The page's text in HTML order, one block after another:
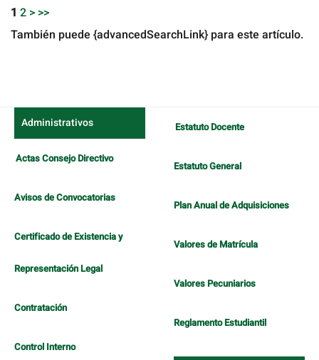
1 2 > >>
También puede {advancedSearchLink} para este artículo.
Administrativos
Actas Consejo Directivo
Avisos de Convocatorias
Certificado de Existencia y
Representación Legal
Contratación
Control Interno
Estatuto Docente
Estatuto General
Plan Anual de Adquisiciones
Valores de Matrícula
Valores Pecuniarios
Reglamento Estudiantil